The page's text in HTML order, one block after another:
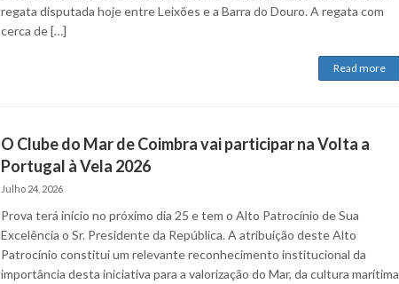
regata disputada hoje entre Leixões e a Barra do Douro. A regata com
cerca de […]
Read more
O Clube do Mar de Coimbra vai participar na Volta a
Portugal à Vela 2026
Julho 24, 2026
Prova terá início no próximo dia 25 e tem o Alto Patrocínio de Sua
Excelência o Sr. Presidente da República. A atribuição deste Alto
Patrocínio constitui um relevante reconhecimento institucional da
importância desta iniciativa para a valorização do Mar, da cultura marítima